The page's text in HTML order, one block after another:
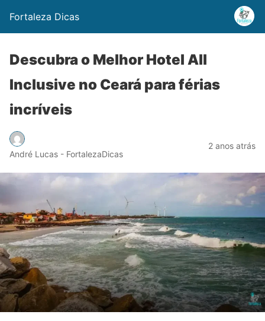
Fortaleza Dicas
Descubra o Melhor Hotel All
Inclusive no Ceará para férias
incríveis
André Lucas - FortalezaDicas
2 anos atrás